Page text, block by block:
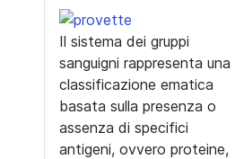
Il sistema dei gruppi
sanguigni rappresenta una
classificazione ematica
basata sulla presenza o
assenza di specifici
antigeni, ovvero proteine,